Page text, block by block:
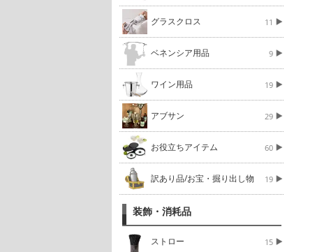
グラスクロス 11
ベネンシア用品 9
ワイン用品 19
アブサン 29
お役立ちアイテム 60
訳あり品/お宝・掘り出し物 19
装飾・消耗品
ストロー 15